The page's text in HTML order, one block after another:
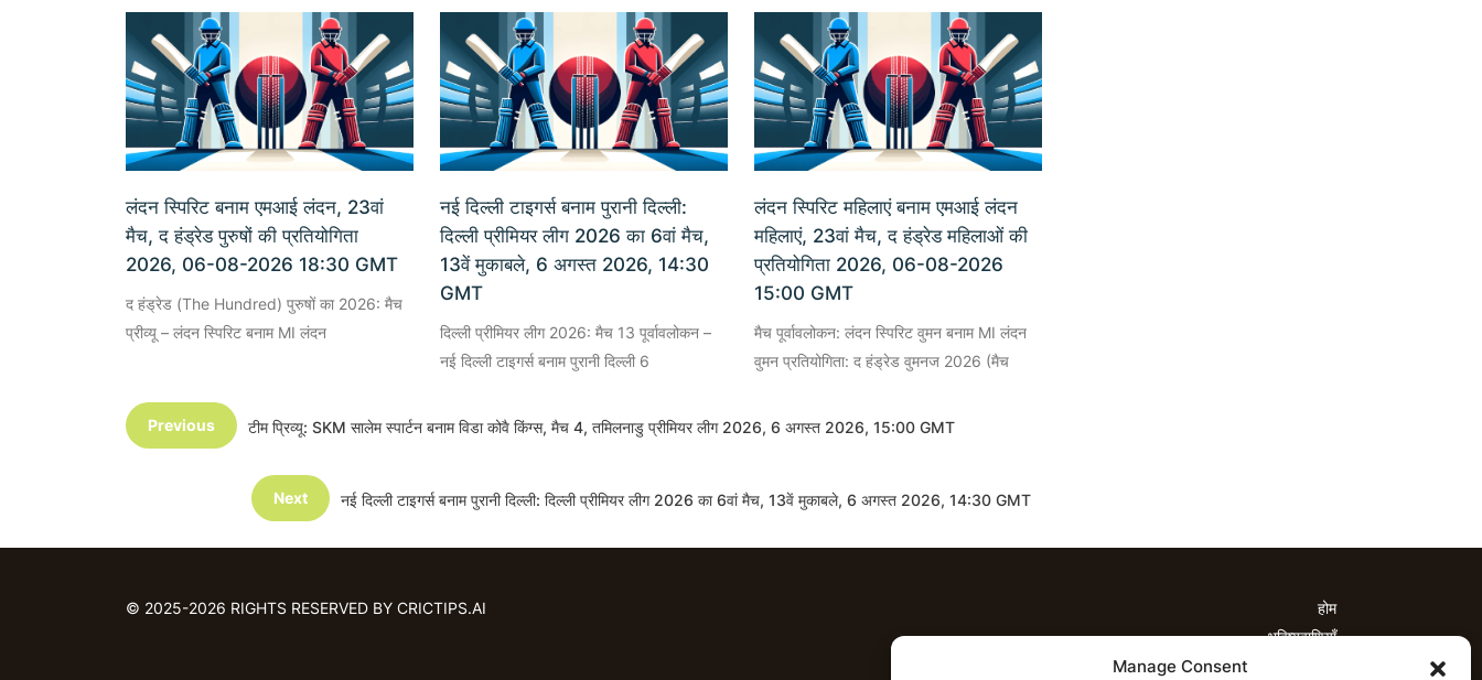
Manage Consent
लंदन स्पिरिट बनाम एमआई लंदन, 23वां
मैच, द हंड्रेड पुरुषों की प्रतियोगिता
2026, 06-08-2026 18:30 GMT
द हंड्रेड (The Hundred) पुरुषों का 2026: मैच
प्रीव्यू – लंदन स्पिरिट बनाम MI लंदन
नई दिल्ली टाइगर्स बनाम पुरानी दिल्ली:
दिल्ली प्रीमियर लीग 2026 का 6वां मैच,
13वें मुकाबले, 6 अगस्त 2026, 14:30
GMT
दिल्ली प्रीमियर लीग 2026: मैच 13 पूर्वावलोकन –
नई दिल्ली टाइगर्स बनाम पुरानी दिल्ली 6
लंदन स्पिरिट महिलाएं बनाम एमआई लंदन
महिलाएं, 23वां मैच, द हंड्रेड महिलाओं की
प्रतियोगिता 2026, 06-08-2026
15:00 GMT
मैच पूर्वावलोकन: लंदन स्पिरिट वुमन बनाम MI लंदन
वुमन प्रतियोगिता: द हंड्रेड वुमनज 2026 (मैच
Previous टीम प्रिव्यू: SKM सालेम स्पार्टन बनाम विडा कोवै किंग्स, मैच 4, तमिलनाडु प्रीमियर लीग 2026, 6 अगस्त 2026, 15:00 GMT
Next नई दिल्ली टाइगर्स बनाम पुरानी दिल्ली: दिल्ली प्रीमियर लीग 2026 का 6वां मैच, 13वें मुकाबले, 6 अगस्त 2026, 14:30 GMT
© 2025-2026 RIGHTS RESERVED BY CRICTIPS.AI
होम
भविष्यवाणियाँ
टी20 लीग भविष्यवाणियाँ